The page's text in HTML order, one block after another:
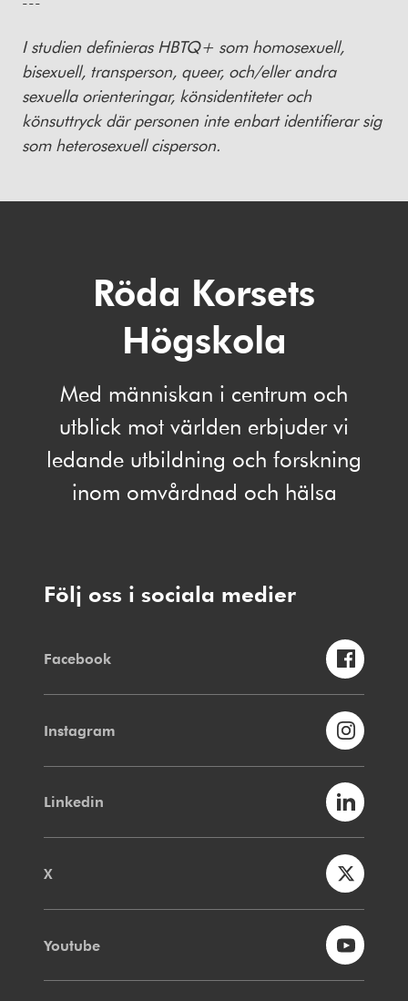
I studien definieras HBTQ+ som homosexuell,
bisexuell, transperson, queer, och/eller andra
sexuella orienteringar, könsidentiteter och
könsuttryck där personen inte enbart identifierar sig
som heterosexuell cisperson.
Röda Korsets
Högskola
Med människan i centrum och
utblick mot världen erbjuder vi
ledande utbildning och forskning
inom omvårdnad och hälsa
Följ oss i sociala medier
Facebook
Instagram
Linkedin
X
Youtube